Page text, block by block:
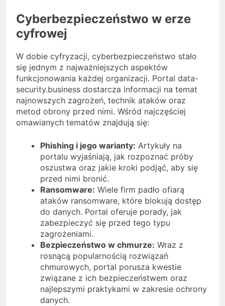
Cyberbezpieczeństwo w erze
cyfrowej
W dobie cyfryzacji, cyberbezpieczeństwo stało
się jednym z najważniejszych aspektów
funkcjonowania każdej organizacji. Portal data-
security.business dostarcza informacji na temat
najnowszych zagrożeń, technik ataków oraz
metod obrony przed nimi. Wśród najczęściej
omawianych tematów znajdują się:
Phishing i jego warianty: Artykuły na
portalu wyjaśniają, jak rozpoznać próby
oszustwa oraz jakie kroki podjąć, aby się
przed nimi bronić.
Ransomware: Wiele firm padło ofiarą
ataków ransomware, które blokują dostęp
do danych. Portal oferuje porady, jak
zabezpieczyć się przed tego typu
zagrożeniami.
Bezpieczeństwo w chmurze: Wraz z
rosnącą popularnością rozwiązań
chmurowych, portal porusza kwestie
związane z ich bezpieczeństwem oraz
najlepszymi praktykami w zakresie ochrony
danych.